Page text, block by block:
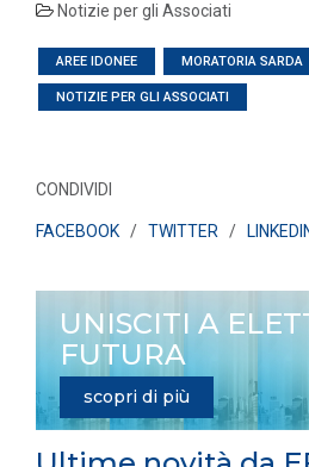
Notizie per gli Associati
AREE IDONEE MORATORIA SARDA
NOTIZIE PER GLI ASSOCIATI
CONDIVIDI
FACEBOOK / TWITTER /
UNISCITI A
FUTURA
scopri di più